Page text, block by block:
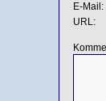
E-Mail:
URL: